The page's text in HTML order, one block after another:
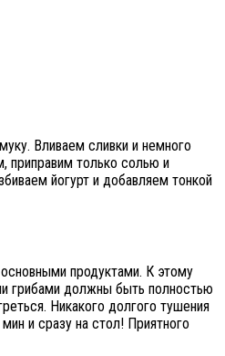
Вливаем сливки и немного
приправим только солью и
йогурт и добавляем тонкой
продуктами. К этому
грибами должны быть полностью
Никакого долгого тушения
и сразу на стол! Приятного